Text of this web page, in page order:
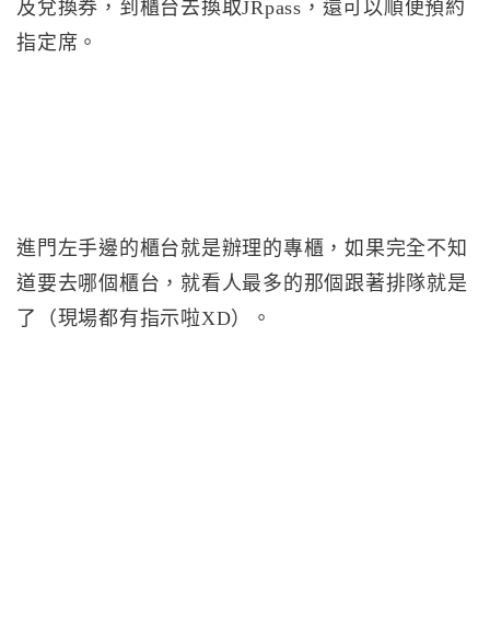
及兌換券，到櫃台去換取JRpass，還可以順便預約
指定席。
進門左手邊的櫃台就是辦理的專櫃，如果完全不知
道要去哪個櫃台，就看人最多的那個跟著排隊就是
了（現場都有指示啦XD）。